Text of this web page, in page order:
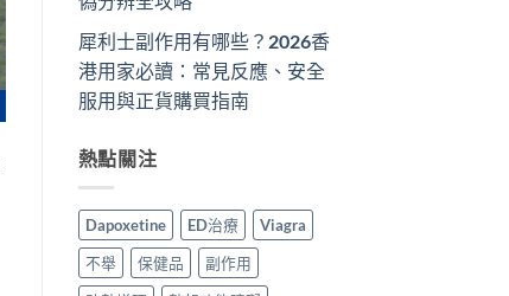
犀利士副作用有哪些？2026香
港用家必讀：常見反應、安全
服用與正貨購買指南
熱點關注
Dapoxetine ED治療
Viagra
不舉
保健品
副作用